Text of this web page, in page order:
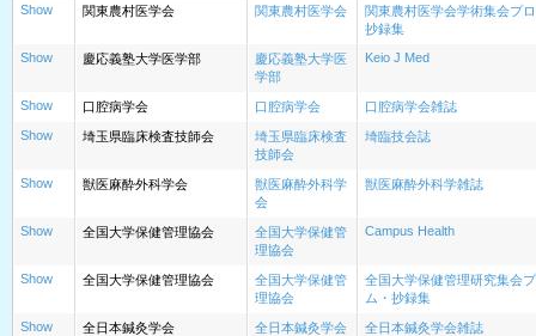
Show 関東農村医学会 関東農村医学会
関東農村医学会学術集会プ
抄録集
Show
慶応義塾大学医学部
慶応義塾大学医
学部
Keio J Med
Show 口腔病学会 口腔病学会
口腔病学会雑誌
Show
埼玉県臨床検査技師会
埼玉県臨床検査
技師会
埼臨技会誌
Show 獣医麻酔外科学会
獣医麻酔外科学
会
獣医麻酔外科学雑誌
Show 全国大学保健管理協会
全国大学保健管
理協会
Campus Health
Show 全国大学保健管理協会
全国大学保健管
理協会
全国大学保健管理研究集会
ム・抄録集
Show
全日本鍼灸学会 全日本鍼灸学会
全日本鍼灸学会雑誌